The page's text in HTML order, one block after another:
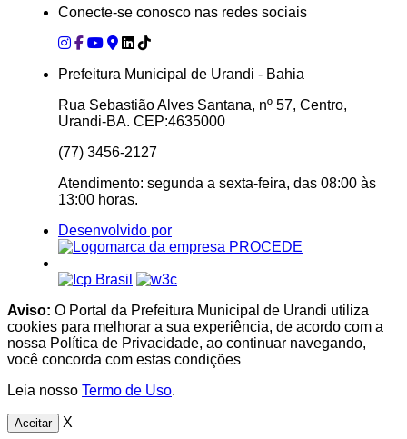
Conecte-se conosco nas redes sociais
Prefeitura Municipal de Urandi - Bahia
Rua Sebastião Alves Santana, nº 57, Centro,
Urandi-BA. CEP:4635000
(77) 3456-2127
Atendimento: segunda a sexta-feira, das 08:00 às
13:00 horas.
Desenvolvido por
Aviso: O Portal da Prefeitura Municipal de Urandi utiliza
cookies para melhorar a sua experiência, de acordo com a
nossa Política de Privacidade, ao continuar navegando,
você concorda com estas condições
Leia nosso Termo de Uso.
Aceitar X